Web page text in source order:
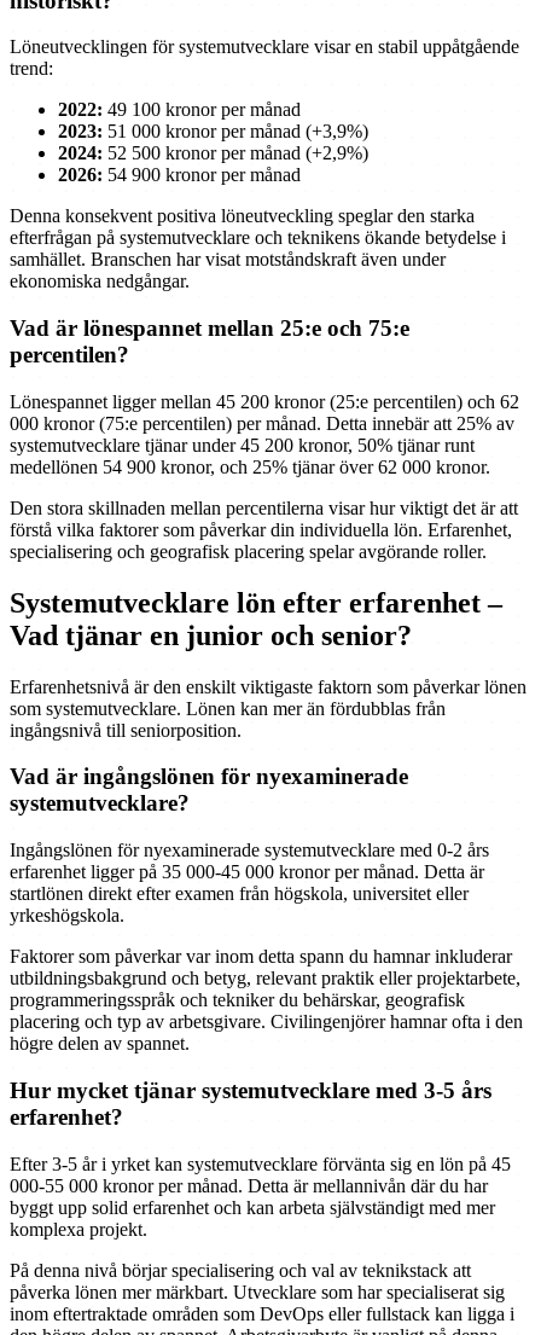
Löneutvecklingen för systemutvecklare visar en stabil uppåtgående
trend:
2022: 49 100 kronor per månad
2023: 51 000 kronor per månad (+3,9%)
2024: 52 500 kronor per månad (+2,9%)
2026: 54 900 kronor per månad
Denna konsekvent positiva löneutveckling speglar den starka
efterfrågan på systemutvecklare och teknikens ökande betydelse i
samhället. Branschen har visat motståndskraft även under
ekonomiska nedgångar.
Vad är lönespannet mellan 25:e och 75:e
percentilen?
Lönespannet ligger mellan 45 200 kronor (25:e percentilen) och 62
000 kronor (75:e percentilen) per månad. Detta innebär att 25% av
systemutvecklare tjänar under 45 200 kronor, 50% tjänar runt
medellönen 54 900 kronor, och 25% tjänar över 62 000 kronor.
Den stora skillnaden mellan percentilerna visar hur viktigt det är att
förstå vilka faktorer som påverkar din individuella lön. Erfarenhet,
specialisering och geografisk placering spelar avgörande roller.
Systemutvecklare lön efter erfarenhet –
Vad tjänar en junior och senior?
Erfarenhetsnivå är den enskilt viktigaste faktorn som påverkar lönen
som systemutvecklare. Lönen kan mer än fördubblas från
ingångsnivå till seniorposition.
Vad är ingångslönen för nyexaminerade
systemutvecklare?
Ingångslönen för nyexaminerade systemutvecklare med 0-2 års
erfarenhet ligger på 35 000-45 000 kronor per månad. Detta är
startlönen direkt efter examen från högskola, universitet eller
yrkeshögskola.
Faktorer som påverkar var inom detta spann du hamnar inkluderar
utbildningsbakgrund och betyg, relevant praktik eller projektarbete,
programmeringsspråk och tekniker du behärskar, geografisk
placering och typ av arbetsgivare. Civilingenjörer hamnar ofta i den
högre delen av spannet.
Hur mycket tjänar systemutvecklare med 3-5 års
erfarenhet?
Efter 3-5 år i yrket kan systemutvecklare förvänta sig en lön på 45
000-55 000 kronor per månad. Detta är mellannivån där du har
byggt upp solid erfarenhet och kan arbeta självständigt med mer
komplexa projekt.
På denna nivå börjar specialisering och val av teknikstack att
påverka lönen mer märkbart. Utvecklare som har specialiserat sig
inom eftertraktade områden som DevOps eller fullstack kan ligga i